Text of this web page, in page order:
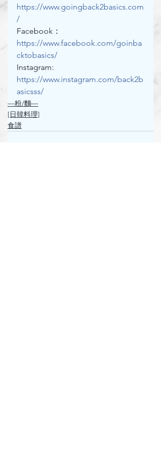
https://www.goingback2basics.com
/
Facebook：
https://www.facebook.com/goinba
cktobasics/
Instagram:
https://www.instagram.com/back2b
asicsss/
—粉/麵—
[日韓料理]
食譜